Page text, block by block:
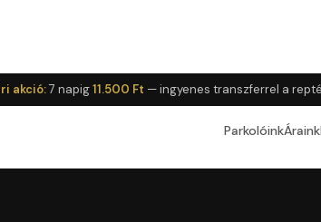
akció:7 napig11.500 Ft — ingyenes transzferrel a
ParkolóinkÁraink